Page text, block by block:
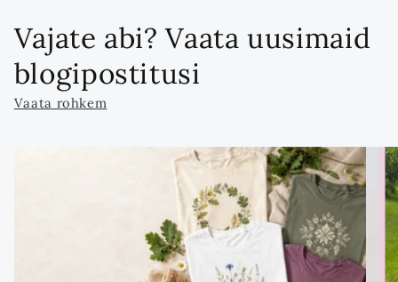
Vajate abi? Vaata uusimaid
blogipostitusi
Vaata rohkem